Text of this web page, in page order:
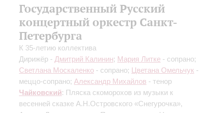
Государственный Русский
концертный оркестр Санкт-
Петербурга
К 35-летию коллектива
Дирижёр - Дмитрий Калинин; Мария Литке - сопрано;
Светлана Москаленко - сопрано; Цветана Омельчук -
меццо-сопрано; Александр Михайлов - тенор
Чайковский: Пляска скоморохов из музыки к
весенней сказке А.Н.Островского «Снегурочка»,